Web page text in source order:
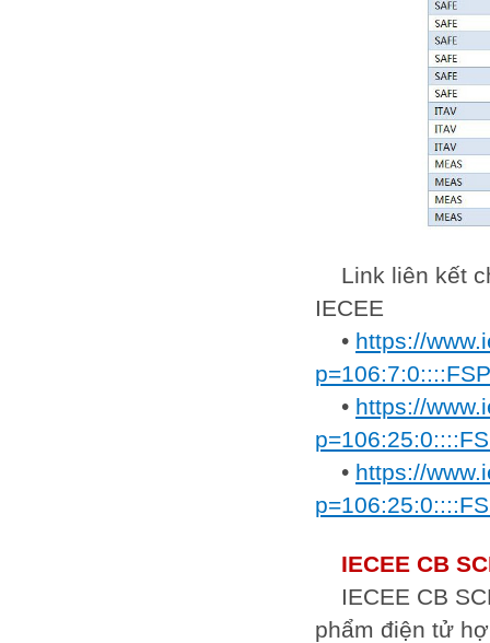
Link liên kết
IECEE
• https://
• https://
• https://
IECEE CB
IECEE CB
phẩm điện tử